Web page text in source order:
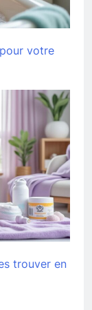
votre
trouver en